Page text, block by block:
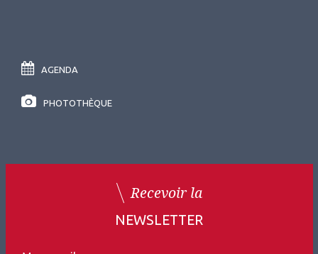
AGENDA
PHOTOTHÈQUE
Recevoir la
NEWSLETTER